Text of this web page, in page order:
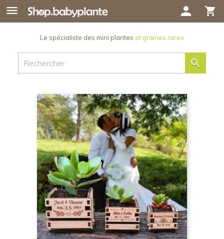
 shopping_cart
person
Le spécialiste des mini plantes et graines rares
